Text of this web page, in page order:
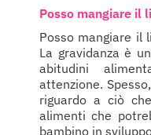
Posso mangiare il
Posso mangiare il
La gravidanza è
abitudini
attenzione.
riguardo a ciò
alimenti che
bambino in